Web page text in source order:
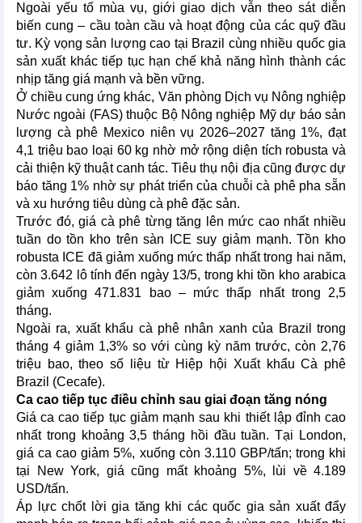
Ngoài yếu tố mùa vụ, giới giao dịch vẫn theo sát diễn
biến cung – cầu toàn cầu và hoạt động của các quỹ đầu
tư. Kỳ vọng sản lượng cao tại Brazil cùng nhiều quốc gia
sản xuất khác tiếp tục hạn chế khả năng hình thành các
nhịp tăng giá mạnh và bền vững.
Ở chiều cung ứng khác, Văn phòng Dịch vụ Nông nghiệp
Nước ngoài (FAS) thuộc Bộ Nông nghiệp Mỹ dự báo sản
lượng cà phê Mexico niên vụ 2026–2027 tăng 1%, đạt
4,1 triệu bao loại 60 kg nhờ mở rộng diện tích robusta và
cải thiện kỹ thuật canh tác. Tiêu thụ nội địa cũng được dự
báo tăng 1% nhờ sự phát triển của chuỗi cà phê pha sẵn
và xu hướng tiêu dùng cà phê đặc sản.
Trước đó, giá cà phê từng tăng lên mức cao nhất nhiều
tuần do tồn kho trên sàn ICE suy giảm mạnh. Tồn kho
robusta ICE đã giảm xuống mức thấp nhất trong hai năm,
còn 3.642 lô tính đến ngày 13/5, trong khi tồn kho arabica
giảm xuống 471.831 bao – mức thấp nhất trong 2,5
tháng.
Ngoài ra, xuất khẩu cà phê nhân xanh của Brazil trong
tháng 4 giảm 1,3% so với cùng kỳ năm trước, còn 2,76
triệu bao, theo số liệu từ Hiệp hội Xuất khẩu Cà phê
Brazil (Cecafe).
Ca cao tiếp tục điều chỉnh sau giai đoạn tăng nóng
Giá ca cao tiếp tục giảm mạnh sau khi thiết lập đỉnh cao
nhất trong khoảng 3,5 tháng hồi đầu tuần. Tại London,
giá ca cao giảm 5%, xuống còn 3.110 GBP/tấn; trong khi
tại New York, giá cũng mất khoảng 5%, lùi về 4.189
USD/tấn.
Áp lực chốt lời gia tăng khi các quốc gia sản xuất đẩy